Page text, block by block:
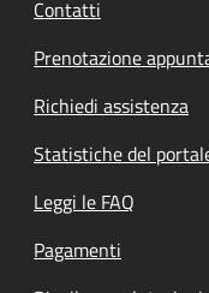
Contatti
Prenotazione
Richiedi assistenza
Statistiche del
Leggi le FAQ
Pagamenti